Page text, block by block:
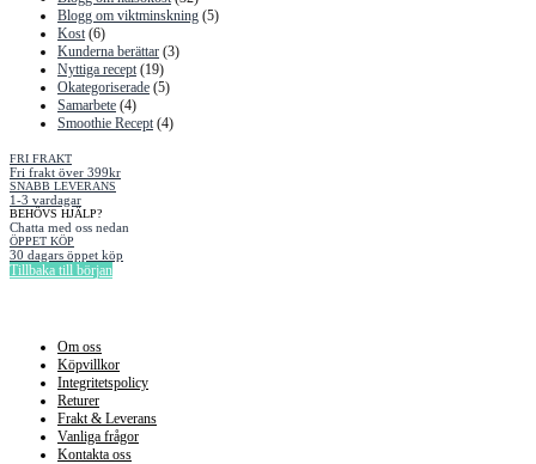
Blogg om viktminskning (5)
Kost(6)
Kunderna berättar (3)
Nyttiga recept(19)
Okategoriserade (5)
Samarbete (4)
Smoothie Recept(4)
FRI FRAKT
Fri frakt över 399kr
SNABB LEVERANS
1-3 vardagar
BEHÖVS HJÄLP?
Chatta med oss nedan
ÖPPET KÖP
30 dagars öppet köp
Tillbaka till början
Om oss
Köpvillkor
Integritetspolicy
Returer
Frakt & Leverans
Vanliga frågor
Kontakta oss